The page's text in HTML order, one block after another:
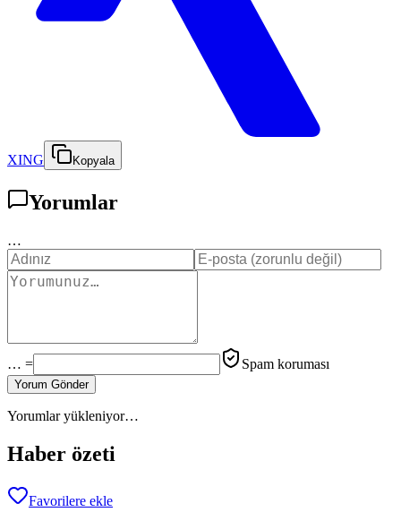
XING Kopyala
Yorumlar
…
… = Spam koruması
Yorum Gönder
Yorumlar yükleniyor…
Haber özeti
Favorilere ekle